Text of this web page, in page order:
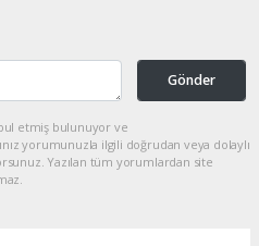
Gönder
etmiş bulunuyor ve
yorumunuzla ilgili doğrudan veya dolaylı
Yazılan tüm yorumlardan site